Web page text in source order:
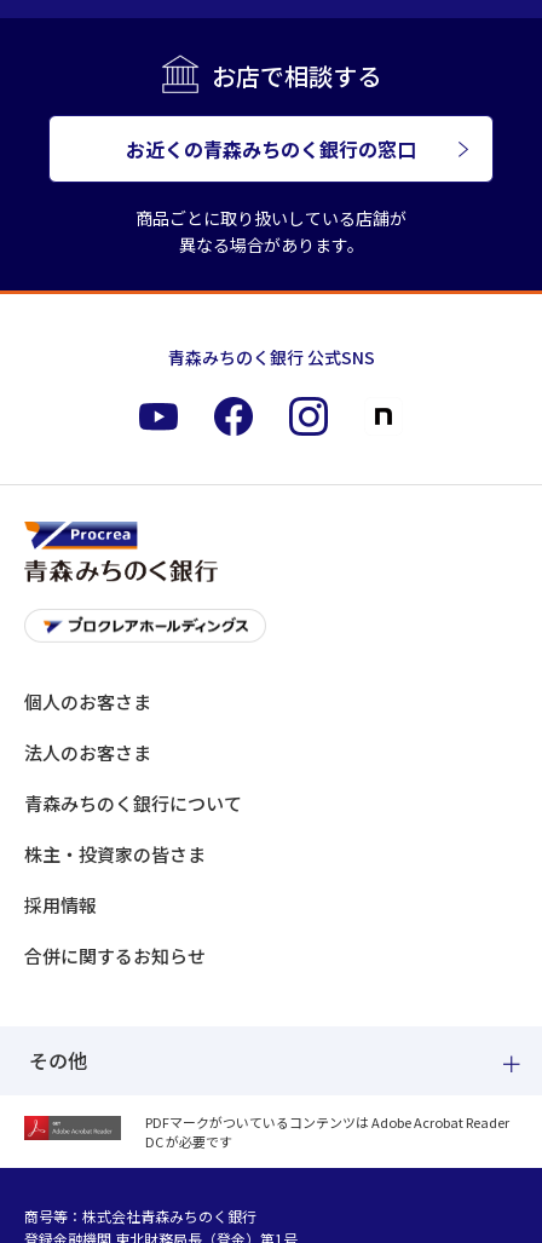
お店で相談する
お近くの青森みちのく銀行の窓口
商品ごとに取り扱いしている店舗が
異なる場合があります。
青森みちのく銀行 公式SNS
個人のお客さま
法人のお客さま
青森みちのく銀行について
株主・投資家の皆さま
採用情報
合併に関するお知らせ
その他
紛失した場合
個人データおよび法人情報に関するグループ共同利用について
PDFマークがついているコンテンツは Adobe Acrobat Reader
DC が必要です
商号等：株式会社青森みちのく銀行